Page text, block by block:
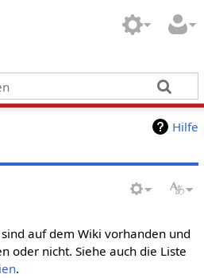
Hilfe
auf dem Wiki vorhanden und
oder nicht. Siehe auch die Liste
.